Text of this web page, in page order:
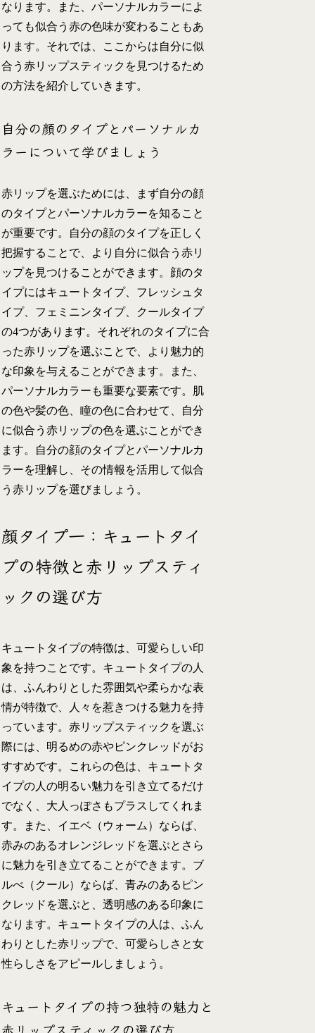
なります。また、パーソナルカラーによ
っても似合う赤の色味が変わることもあ
ります。それでは、ここからは自分に似
合う赤リップスティックを見つけるため
の方法を紹介していきます。
自分の顔のタイプとパーソナルカ
ラーについて学びましょう
赤リップを選ぶためには、まず自分の顔
のタイプとパーソナルカラーを知ること
が重要です。自分の顔のタイプを正しく
把握することで、より自分に似合う赤リ
ップを見つけることができます。顔のタ
イプにはキュートタイプ、フレッシュタ
イプ、フェミニンタイプ、クールタイプ
の4つがあります。それぞれのタイプに合
った赤リップを選ぶことで、より魅力的
な印象を与えることができます。また、
パーソナルカラーも重要な要素です。肌
の色や髪の色、瞳の色に合わせて、自分
に似合う赤リップの色を選ぶことができ
ます。自分の顔のタイプとパーソナルカ
ラーを理解し、その情報を活用して似合
う赤リップを選びましょう。
顔タイプ一：キュートタイ
プの特徴と赤リップスティ
ックの選び方
キュートタイプの特徴は、可愛らしい印
象を持つことです。キュートタイプの人
は、ふんわりとした雰囲気や柔らかな表
情が特徴で、人々を惹きつける魅力を持
っています。赤リップスティックを選ぶ
際には、明るめの赤やピンクレッドがお
すすめです。これらの色は、キュートタ
イプの人の明るい魅力を引き立てるだけ
でなく、大人っぽさもプラスしてくれま
す。また、イエベ（ウォーム）ならば、
赤みのあるオレンジレッドを選ぶとさら
に魅力を引き立てることができます。ブ
ルべ（クール）ならば、青みのあるピン
クレッドを選ぶと、透明感のある印象に
なります。キュートタイプの人は、ふん
わりとした赤リップで、可愛らしさと女
性らしさをアピールしましょう。
キュートタイプの持つ独特の魅力と
赤リップスティックの選び方